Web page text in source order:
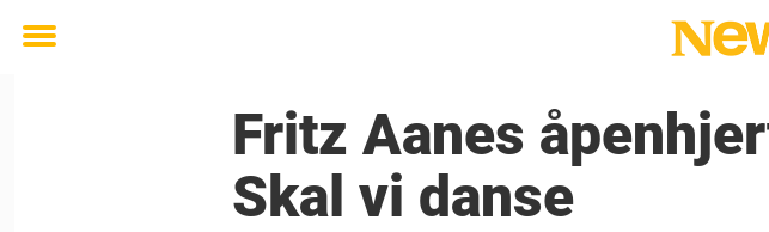
Toggle
Fritz Aanes
Skal vi danse